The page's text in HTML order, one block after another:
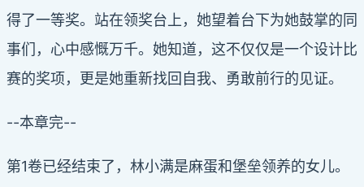
得了一等奖。站在领奖台上，她望着台下为她鼓掌的同
事们，心中感慨万千。她知道，这不仅仅是一个设计比
赛的奖项，更是她重新找回自我、勇敢前行的见证。
--本章完--
第1卷已经结束了，林小满是麻蛋和堡垒领养的女儿。